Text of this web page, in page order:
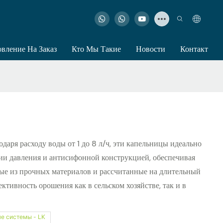
На Заказ Кто Мы Такие Новости Контакт
расходу воды от 1 до 8 л/ч, эти капельницы идеально
давления и антисифонной конструкцией, обеспечивая
из прочных материалов и рассчитанные на длительный
орошения как в сельском хозяйстве, так и в